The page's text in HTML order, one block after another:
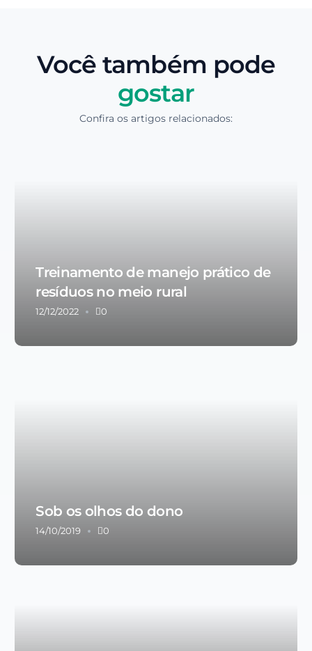
Você também pode
gostar
Confira os artigos relacionados:
Treinamento de manejo prático de
resíduos no meio rural
12/12/2022 0
Sob os olhos do dono
14/10/2019 0